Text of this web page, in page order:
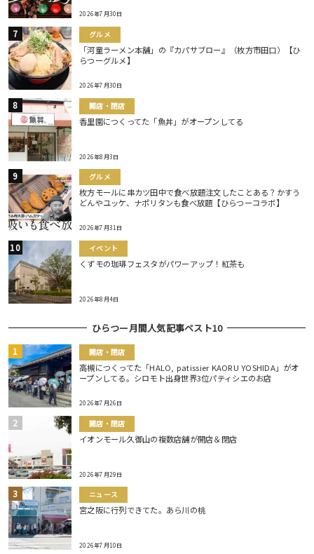
2026年7月30日
グルメ
「河童ラーメン本舗」の『カパサブロー』（枚方市田口）【ひ
らつーグルメ】
2026年7月30日
開店・閉店
香里園につくってた「魚丼」がオープンしてる
2026年8月3日
グルメ
枚方モールに串カツ田中で食べ放題注文したことある？かすう
どんやユッケ、ナポリタンも食べ放題【ひらつーコラボ】
2026年7月31日
イベント
くずモの珈琲フェスタがパワーアップ！紅茶も
2026年8月4日
ひらつー月間人気記事ベスト10
開店・閉店
高槻につくってた「HALO, patissier KAORU YOSHIDA」がオ
ープンしてる。シロモト出身世界3位パティシエのお店
2026年7月26日
開店・閉店
イオンモール久御山の複数店舗が開店＆閉店
2026年7月29日
ニュース
宮之阪に行列できてた。あら川の桃
2026年7月10日